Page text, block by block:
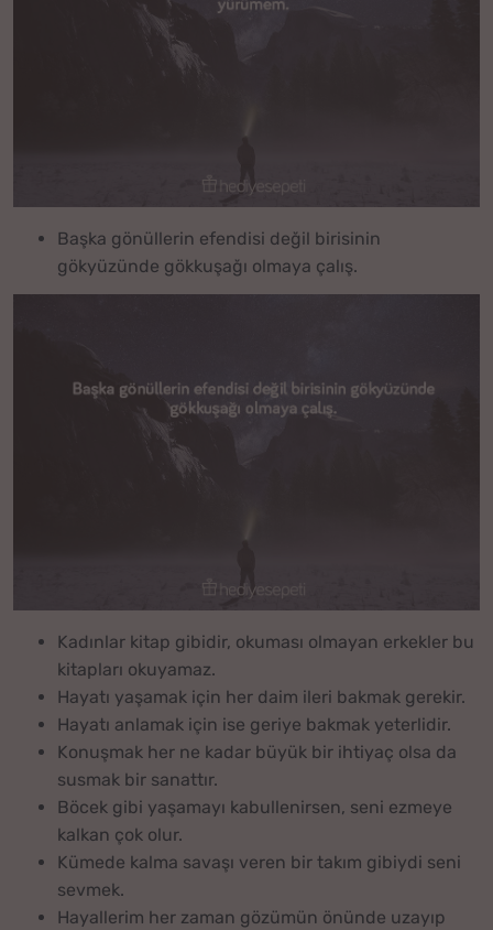
Başka gönüllerin efendisi değil birisinin
gökyüzünde gökkuşağı olmaya çalış.
Kadınlar kitap gibidir, okuması olmayan erkekler bu
kitapları okuyamaz.
Hayatı yaşamak için her daim ileri bakmak gerekir.
Hayatı anlamak için ise geriye bakmak yeterlidir.
Konuşmak her ne kadar büyük bir ihtiyaç olsa da
susmak bir sanattır.
Böcek gibi yaşamayı kabullenirsen, seni ezmeye
kalkan çok olur.
Kümede kalma savaşı veren bir takım gibiydi seni
sevmek.
Hayallerim her zaman gözümün önünde uzayıp